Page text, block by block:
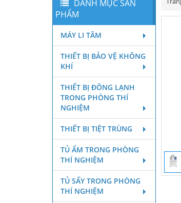
DANH MỤC SẢN
PHẨM
MÁY LI TÂM
THIẾT BỊ BẢO VỆ KHÔNG
KHÍ
THIẾT BỊ ĐÔNG LẠNH
TRONG PHÒNG THÍ
NGHIỆM
THIẾT BỊ TIỆT TRÙNG
TỦ ẤM TRONG PHÒNG
THÍ NGHIỆM
TỦ SẤY TRONG PHÒNG
THÍ NGHIỆM